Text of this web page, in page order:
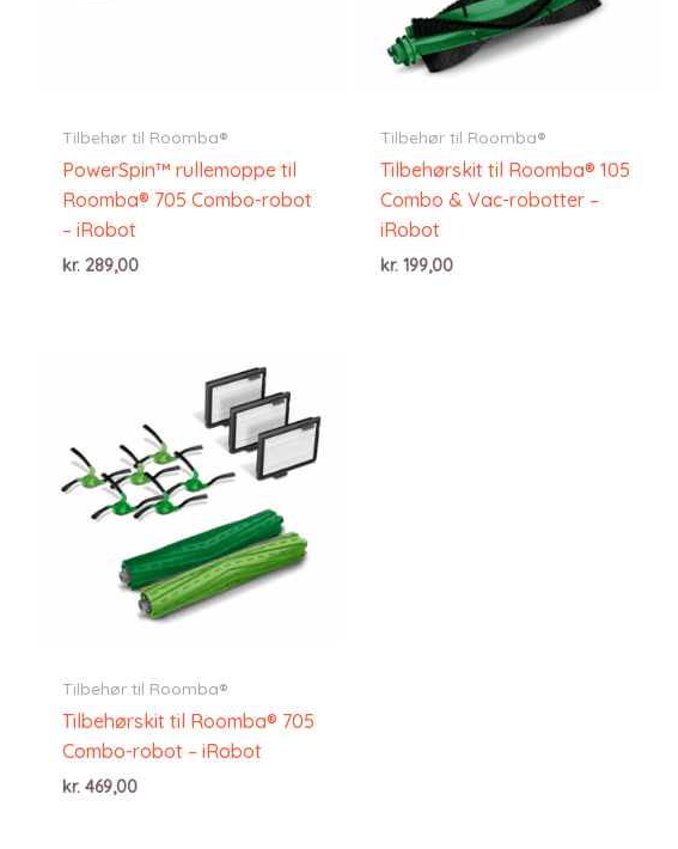
Tilbehør til Roomba®
PowerSpin™ rullemoppe til
Roomba® 705 Combo-robot
– iRobot
kr. 289,00
Tilbehør til Roomba®
Tilbehørskit til Roomba® 105
Combo & Vac-robotter –
iRobot
kr. 199,00
Tilbehør til Roomba®
Tilbehørskit til Roomba® 705
Combo-robot – iRobot
kr. 469,00